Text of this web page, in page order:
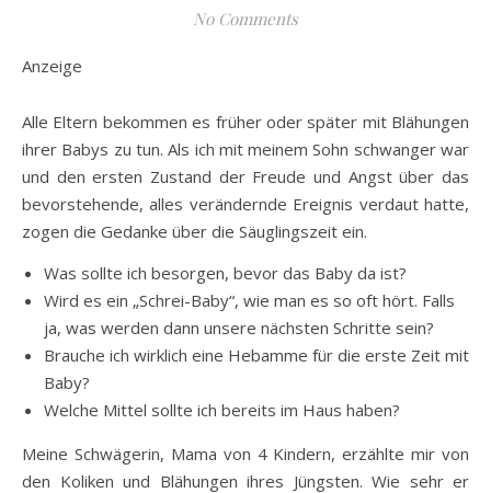
No Comments
Anzeige
Alle Eltern bekommen es früher oder später mit Blähungen
ihrer Babys zu tun. Als ich mit meinem Sohn schwanger war
und den ersten Zustand der Freude und Angst über das
bevorstehende, alles verändernde Ereignis verdaut hatte,
zogen die Gedanke über die Säuglingszeit ein.
Was sollte ich besorgen, bevor das Baby da ist?
Wird es ein „Schrei-Baby“, wie man es so oft hört. Falls
ja, was werden dann unsere nächsten Schritte sein?
Brauche ich wirklich eine Hebamme für die erste Zeit mit
Baby?
Welche Mittel sollte ich bereits im Haus haben?
Meine Schwägerin, Mama von 4 Kindern, erzählte mir von
den Koliken und Blähungen ihres Jüngsten. Wie sehr er